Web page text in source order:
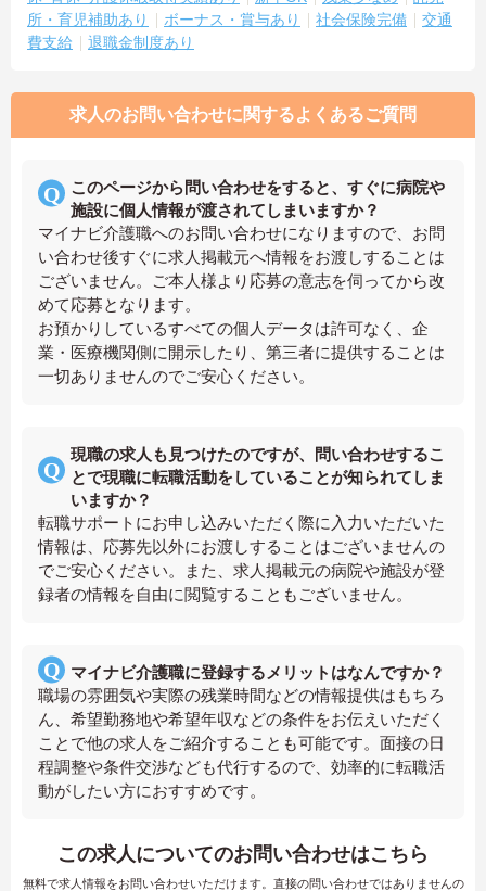
所・育児補助あり
ボーナス・賞与あり 社会保険完備
交通
費支給
退職金制度あり
求人のお問い合わせに関するよくあるご質問
このページから問い合わせをすると、すぐに病院や
施設に個人情報が渡されてしまいますか？
マイナビ介護職へのお問い合わせになりますので、お問
い合わせ後すぐに求人掲載元へ情報をお渡しすることは
ございません。ご本人様より応募の意志を伺ってから改
めて応募となります。
お預かりしているすべての個人データは許可なく、企
業・医療機関側に開示したり、第三者に提供することは
一切ありませんのでご安心ください。
現職の求人も見つけたのですが、問い合わせするこ
とで現職に転職活動をしていることが知られてしま
いますか？
転職サポートにお申し込みいただく際に入力いただいた
情報は、応募先以外にお渡しすることはございませんの
でご安心ください。また、求人掲載元の病院や施設が登
録者の情報を自由に閲覧することもございません。
マイナビ介護職に登録するメリットはなんですか？
職場の雰囲気や実際の残業時間などの情報提供はもちろ
ん、希望勤務地や希望年収などの条件をお伝えいただく
ことで他の求人をご紹介することも可能です。面接の日
程調整や条件交渉なども代行するので、効率的に転職活
動がしたい方におすすめです。
この求人についてのお問い合わせはこちら
無料で求人情報をお問い合わせいただけます。直接の問い合わせではありませんの